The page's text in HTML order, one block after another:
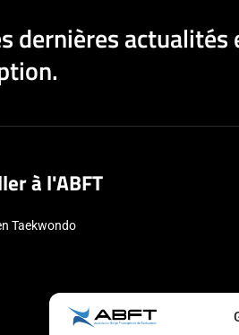
dernières actualités
à l'ABFT
Taekwondo